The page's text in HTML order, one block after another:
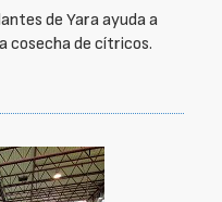
de Yara ayuda a
cosecha de cítricos.